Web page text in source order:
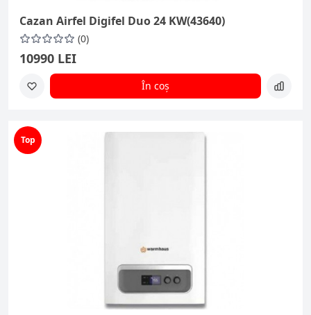
Cazan Airfel Digifel Duo 24 KW(43640)
(0)
10990 LEI
În coș
Top